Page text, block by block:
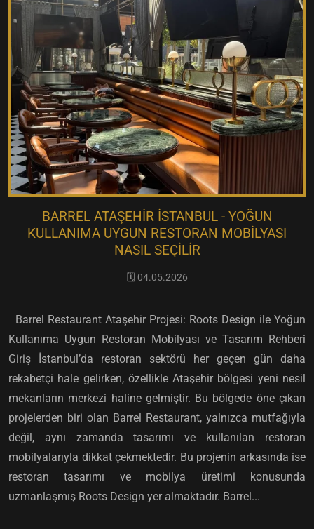
BARREL ATAŞEHIR İSTANBUL - YOĞUN
KULLANIMA UYGUN RESTORAN MOBILYASI
NASIL SEÇILIR
🗓️ 04.05.2026
Barrel Restaurant Ataşehir Projesi: Roots Design ile Yoğun
Kullanıma Uygun Restoran Mobilyası ve Tasarım Rehberi
Giriş İstanbul’da restoran sektörü her geçen gün daha
rekabetçi hale gelirken, özellikle Ataşehir bölgesi yeni nesil
mekanların merkezi haline gelmiştir. Bu bölgede öne çıkan
projelerden biri olan Barrel Restaurant, yalnızca mutfağıyla
değil, aynı zamanda tasarımı ve kullanılan restoran
mobilyalarıyla dikkat çekmektedir. Bu projenin arkasında ise
restoran tasarımı ve mobilya üretimi konusunda
uzmanlaşmış Roots Design yer almaktadır. Barrel...